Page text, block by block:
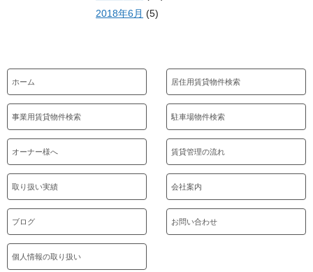
2018年6月 (5)
ホーム 居住用賃貸物件検索
事業用賃貸物件検索 駐車場物件検索
オーナー様へ 賃貸管理の流れ
取り扱い実績 会社案内
ブログ お問い合わせ
個人情報の取り扱い